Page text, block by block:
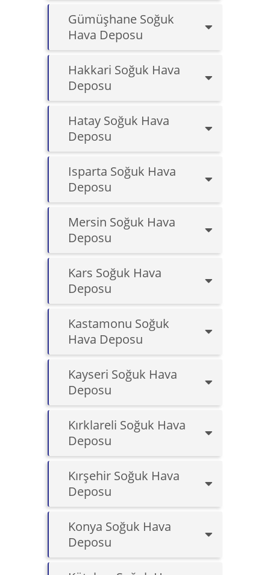
Gümüşhane Soğuk
Hava Deposu
Hakkari Soğuk Hava
Deposu
Hatay Soğuk Hava
Deposu
Isparta Soğuk Hava
Deposu
Mersin Soğuk Hava
Deposu
Kars Soğuk Hava
Deposu
Kastamonu Soğuk
Hava Deposu
Kayseri Soğuk Hava
Deposu
Kırklareli Soğuk Hava
Deposu
Kırşehir Soğuk Hava
Deposu
Konya Soğuk Hava
Deposu